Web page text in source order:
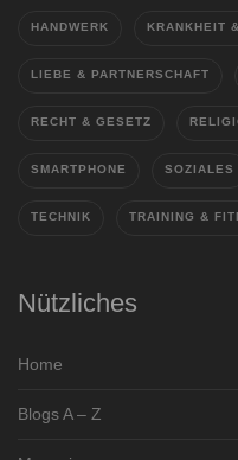
HANDWERK KRANKHEIT
LIEBE & PARTNERSCHAFT
RECHT & GESETZ
SMARTPHONE SOZIALES
TECHNIK TRAINING &
Nützliches
Home
Blogs A – Z